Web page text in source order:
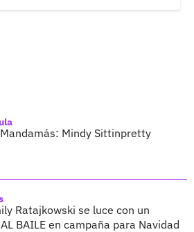
Mindy Sittinpretty
Ratajkowski se luce con un
BAILE en campaña para Navidad